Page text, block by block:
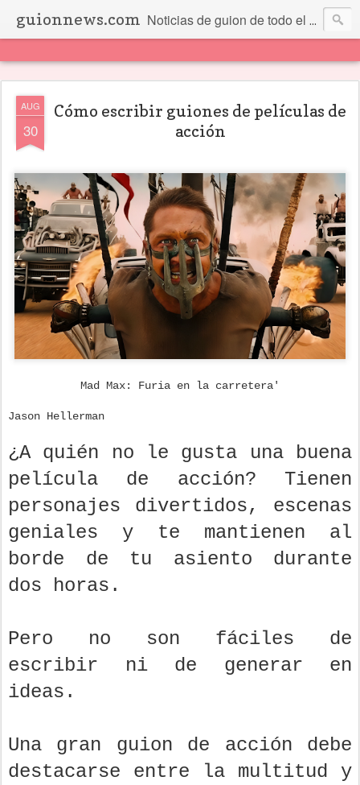
guionnews.com Noticias de guion de todo el mundo... Y más.
AUG
30
Cómo escribir guiones de películas de
acción
Mad Max: Furia en la carretera'
Jason Hellerman
¿A quién no le gusta una buena
película de acción? Tienen
personajes divertidos, escenas
geniales y te mantienen al
borde de tu asiento durante
dos horas.
Pero no son fáciles de
escribir ni de generar en
ideas.
Una gran guion de acción debe
destacarse entre la multitud y